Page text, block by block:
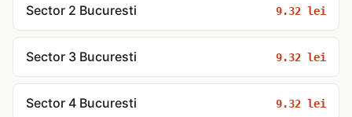
Sector 2 Bucuresti 9.32 lei
Sector 3 Bucuresti 9.32 lei
Sector 4 Bucuresti 9.32 lei